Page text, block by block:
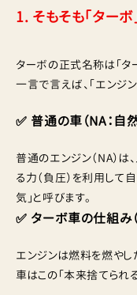
1. そもそも「ター
ターボの正式名称は「タ
一言で言えば、「エンジ
✅ 普通の車（NA：自
普通のエンジン（NA）は
る力（負圧）を利用して
気」と呼びます。
✅ ターボ車の仕組み
エンジンは燃料を燃やし
車はこの「本来捨てられ